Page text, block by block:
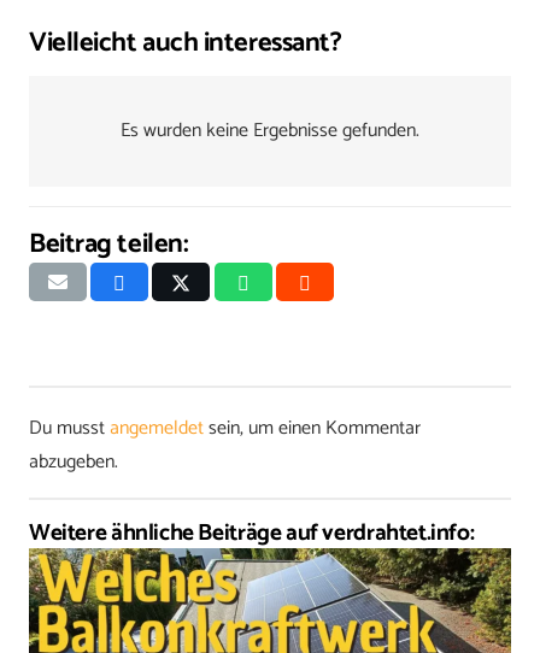
Vielleicht auch interessant?
Es wurden keine Ergebnisse gefunden.
Beitrag teilen:
Du musstangemeldetsein, um einen Kommentar
abzugeben.
Weitere ähnliche Beiträge auf verdrahtet.info: